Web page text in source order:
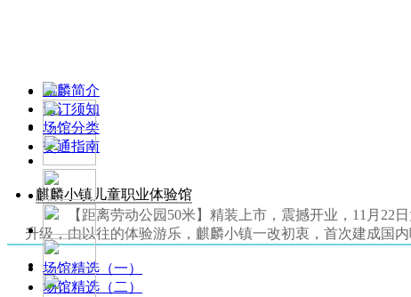
麒麟简介
预订须知
场馆分类
交通指南
麒麟小镇儿童职业体验馆
【距离劳动公园50米】精装上市，震撼开业，11月
升级，由以往的体验游乐，麒麟小镇一改初衷，首次建成国
场馆精选（一）
场馆精选（二）